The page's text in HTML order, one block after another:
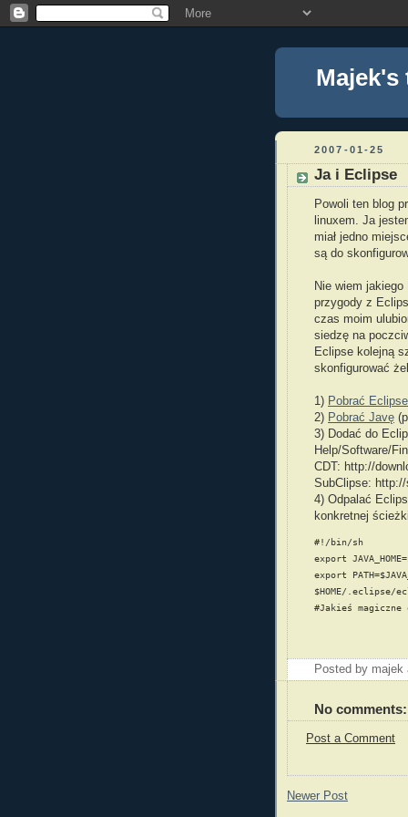
Majek's
2007-01-25
Ja i Eclipse
Powoli ten blog
linuxem. Ja
miał jedno
są do
Nie wiem
przygody z
czas moim
siedzę na
Eclipse kolejną
skonfigurować
1) Pobrać Eclipse
2) Pobrać Javę
3) Dodać do
Help/Software/
CDT: http://
SubClipse:
4) Odpalać
konkretnej
#!/bin/sh
export
export
$HOME/.eclipse/
#Jakieś magiczne
Posted by majek
No comments:
Post a Comment
Newer Post